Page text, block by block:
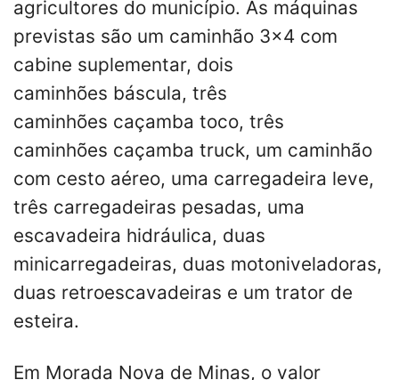
agricultores do município. As máquinas
previstas são um caminhão 3×4 com
cabine suplementar, dois
caminhões báscula, três
caminhões caçamba toco, três
caminhões caçamba truck, um caminhão
com cesto aéreo, uma carregadeira leve,
três carregadeiras pesadas, uma
escavadeira hidráulica, duas
minicarregadeiras, duas motoniveladoras,
duas retroescavadeiras e um trator de
esteira.
Em Morada Nova de Minas, o valor